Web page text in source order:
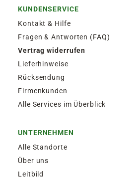
KUNDENSERVICE
Kontakt & Hilfe
Fragen & Antworten (FAQ)
Vertrag widerrufen
Lieferhinweise
Rücksendung
Firmenkunden
Alle Services im Überblick
UNTERNEHMEN
Alle Standorte
Über uns
Leitbild